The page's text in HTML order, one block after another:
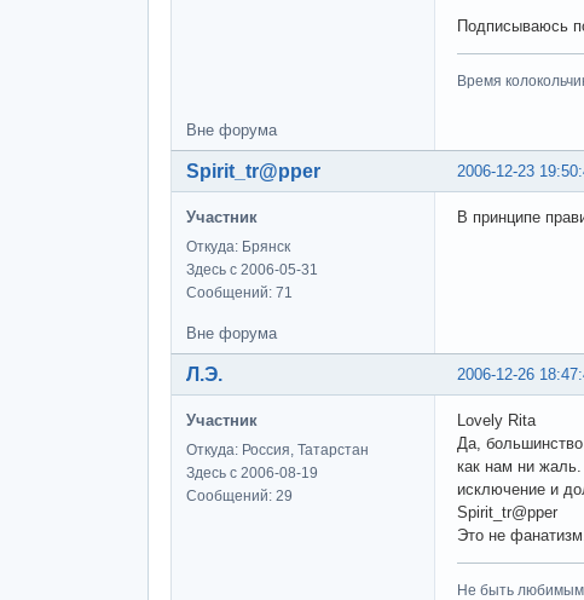
Подписываюсь
Время
Вне форума
2006-12-23
Spirit_tr@pper
Участник
Откуда: Брянск
Здесь с 2006-05-31
Сообщений: 71
В принципе
Вне форума
2006-12-26
Л.Э.
Участник
Откуда: Россия, Татарстан
Здесь с 2006-08-19
Сообщений: 29
Lovely Rita
Да,
как нам ни
исключение и
Spirit_tr@pper
Это не
Не быть любимым